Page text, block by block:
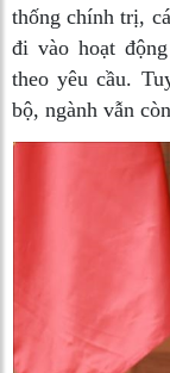
thống chính trị,
đi vào hoạt
theo yêu cầu.
bộ, ngành vẫn